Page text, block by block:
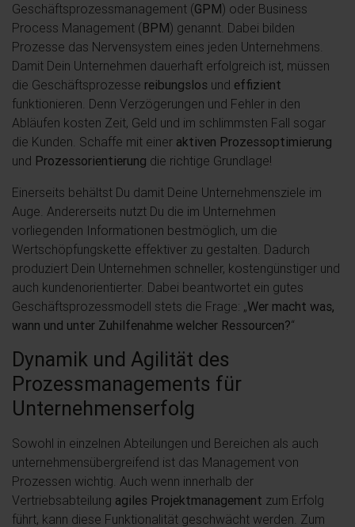
Geschäftsprozessmanagement (GPM) oder Business
Process Management (BPM) genannt. Dabei bilden
Prozesse das Nervensystem eines jeden Unternehmens.
Damit Dein Unternehmen dauerhaft erfolgreich ist, müssen
die Geschäftsprozesse reibungslos und effizient
funktionieren. Denn Verzögerungen und Fehler in den
Abläufen kosten Zeit, Geld und im schlimmsten Fall sogar
die Kunden. Schaffe mit einer aktiven Prozessoptimierung
und Prozessorientierung die richtige Grundlage!
Einerseits behältst Du damit Deine Unternehmensziele im
Auge. Andererseits nutzt Du die im Unternehmen
vorliegenden Informationen bestmöglich, um die
Wertschöpfungskette effektiver zu gestalten. Dadurch
produziert Dein Unternehmen schneller, kostengünstiger und
auch kundenorientierter. Dabei beantwortet ein gutes
Geschäftsprozessmodell stets die Frage: „Wer macht was,
wann und unter Zuhilfenahme welcher Ressourcen?“
Dynamik und Agilität des
Prozessmanagements für
Unternehmenserfolg
Sowohl in einzelnen Abteilungen und Bereichen als auch
unternehmensübergreifend ist das Management von
Prozessen wichtig. Auch wenn innerhalb der
Vertriebsabteilung agiles Projektmanagement zum Erfolg
führt, kann diese Funktionalität geschwächt werden. Zum